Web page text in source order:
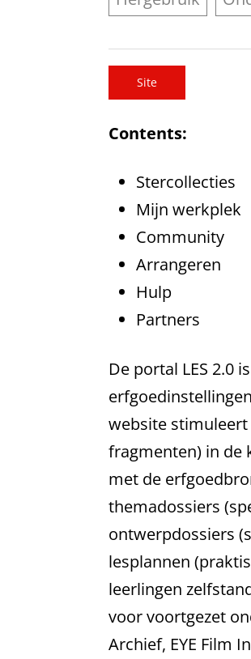
Site
Contents:
Stercollecties
Mijn werkplek
Community
Arrangeren
Hulp
Partners
De portal LES 2.0
website stimuleert
fragmenten) in de
met de
themadossiers
ontwerpdossiers
lesplannen
leerlingen
voor voortgezet
Archief, EYE Film